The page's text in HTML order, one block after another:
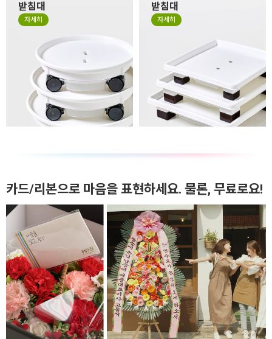
받침대
자세히
받침대
자세히
카드/리본으로 마음을 표현하세요. 물론, 무료로요!